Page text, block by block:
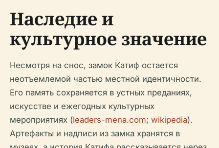
Наследие и
культурное значение
Несмотря на снос, замок Катиф остается
неотъемлемой частью местной идентичности.
Его память сохраняется в устных преданиях,
искусстве и ежегодных культурных
мероприятиях (leaders-mena.com; wikipedia).
Артефакты и надписи из замка хранятся в